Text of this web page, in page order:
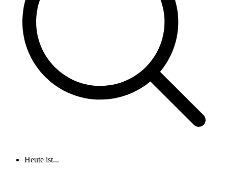
Heute ist...